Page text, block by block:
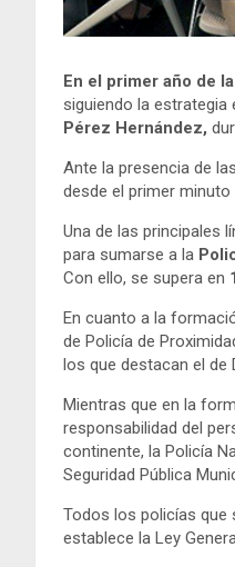
En el primer año de
siguiendo la estrategia
Pérez Hernández,
Ante la presencia de
desde el primer
Una de las principales
para sumarse a la
Con ello, se supera en
En cuanto a la
de Policía de
los que destacan el
Mientras que en la
responsabilidad del
continente, la Policía
Seguridad Pública
Todos los policías que
establece la Ley